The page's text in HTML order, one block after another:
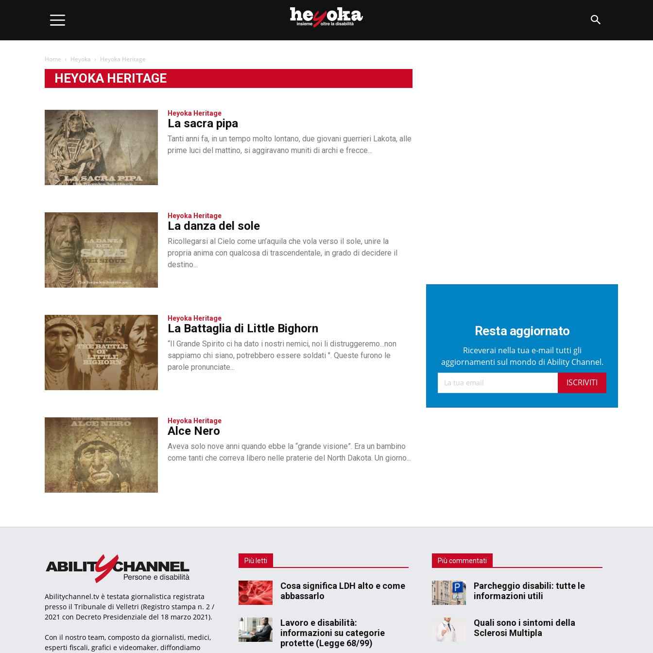
Home Heyoka Heyoka Heritage
HEYOKA HERITAGE
Heyoka Heritage
La sacra pipa
Tanti anni fa, in un tempo molto lontano, due giovani guerrieri Lakota, alle
prime luci del mattino, si aggiravano muniti di archi e frecce...
Heyoka Heritage
La danza del sole
Ricollegarsi al Cielo come un’aquila che vola verso il sole, unire la
propria anima con qualcosa di trascendentale, in grado di decidere il
destino...
Heyoka Heritage
La Battaglia di Little Bighorn
“Il Grande Spirito ci ha dato i nostri nemici, noi li distruggeremo...non
sappiamo chi siano, potrebbero essere soldati ". Queste furono le
parole pronunciate...
Heyoka Heritage
Alce Nero
Aveva solo nove anni quando ebbe la “grande visione”. Era un bambino
come tanti che correva libero nelle praterie del North Dakota. Un giorno...
Resta aggiornato
Riceverai nella tua e-mail tutti gli
aggiornamenti sul mondo di Ability Channel.
ISCRIVITI
Abilitychannel.tv è testata giornalistica registrata
presso il Tribunale di Velletri (Registro stampa n. 2 /
2021 con Decreto Presidenziale del 18 marzo 2021).
Con il nostro team, composto da giornalisti, medici,
esperti fiscali, grafici e videomaker, diffondiamo
Più letti
Cosa significa LDH alto e come
abbassarlo
Lavoro e disabilità:
informazioni su categorie
protette (Legge 68/99)
Più commentati
Parcheggio disabili: tutte le
informazioni utili
Quali sono i sintomi della
Sclerosi Multipla